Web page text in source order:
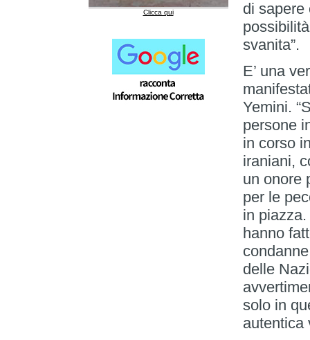
Clicca qui
di sapere
svanita”.
E’ una
Yemini.
persone
in corso
iraniani,
un onore
per le
in
hanno
delle
solo in
autentica